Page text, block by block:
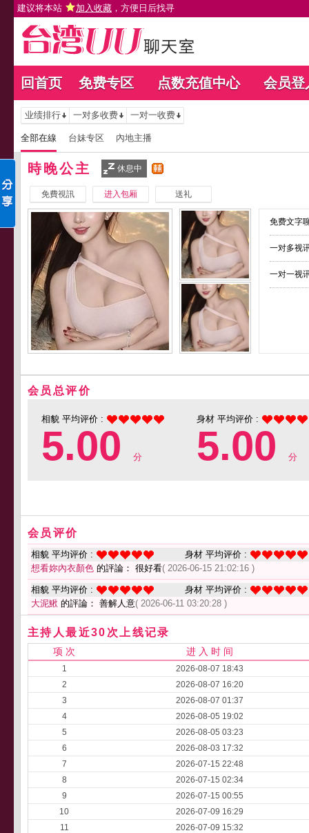
建议将本站 加入收藏 ，方便日后找寻
回首页 免费专区 点数充值中心 会员登
业绩排行 一对多收费 一对一收费
全部在線 台妹专区 內地主播
時晚公主 休息中
免費視訊 进入包厢 送礼
免费文字
一对多视
一对一视
会员总评价
相貌 平均评价 :
5.00 分
身材 平均评价 :
5.00 分
会员评价
相貌 平均评价 :
身材 平均评价 :
想看妳內衣顏色 的評論： 很好看( 2026-06-15 21:02:16 )
相貌 平均评价 :
身材 平均评价 :
大泥鰍 的評論： 善解人意( 2026-06-11 03:20:28 )
主持人最近30次上线记录
项 次 进 入 时 间
1
2026-08-07 18:43
2
2026-08-07 16:20
3
2026-08-07 01:37
4
2026-08-05 19:02
5
2026-08-05 03:23
6
2026-08-03 17:32
7
2026-07-15 22:48
8
2026-07-15 02:34
9
2026-07-15 00:55
10
2026-07-09 16:29
11
2026-07-09 15:32